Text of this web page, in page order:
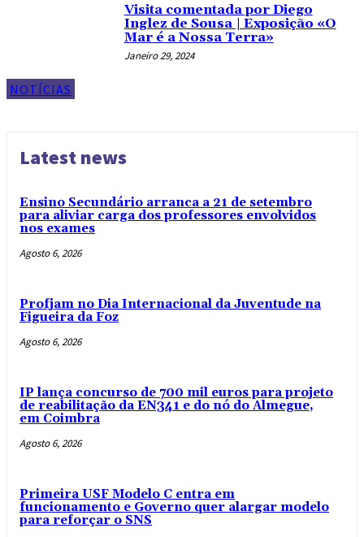
NOTÍCIAS
Visita comentada por Diego
Inglez de Sousa | Exposição «O
Mar é a Nossa Terra»
Janeiro 29, 2024
Latest news
Ensino Secundário arranca a 21 de setembro
para aliviar carga dos professores envolvidos
nos exames
Agosto 6, 2026
Profjam no Dia Internacional da Juventude na
Figueira da Foz
Agosto 6, 2026
IP lança concurso de 700 mil euros para projeto
de reabilitação da EN341 e do nó do Almegue,
em Coimbra
Agosto 6, 2026
Primeira USF Modelo C entra em
funcionamento e Governo quer alargar modelo
para reforçar o SNS